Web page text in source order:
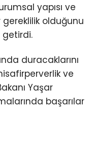
yapısı ve
olduğunu
getirdi.
duracaklarını
ve
Yaşar
başarılar